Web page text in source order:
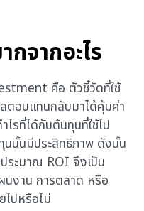
กจากอะไร
คือ ตัวชี้วัดที่ใช้
ลตอบแทนกลับมาได้คุ้มค่า
ไรที่ได้กับต้นทุนที่ใช้ไป
นั้นมีประสิทธิภาพ ดังนั้น
ระมาณ ROI จึงเป็น
นงาน การตลาด หรือ
ไปหรือไม่